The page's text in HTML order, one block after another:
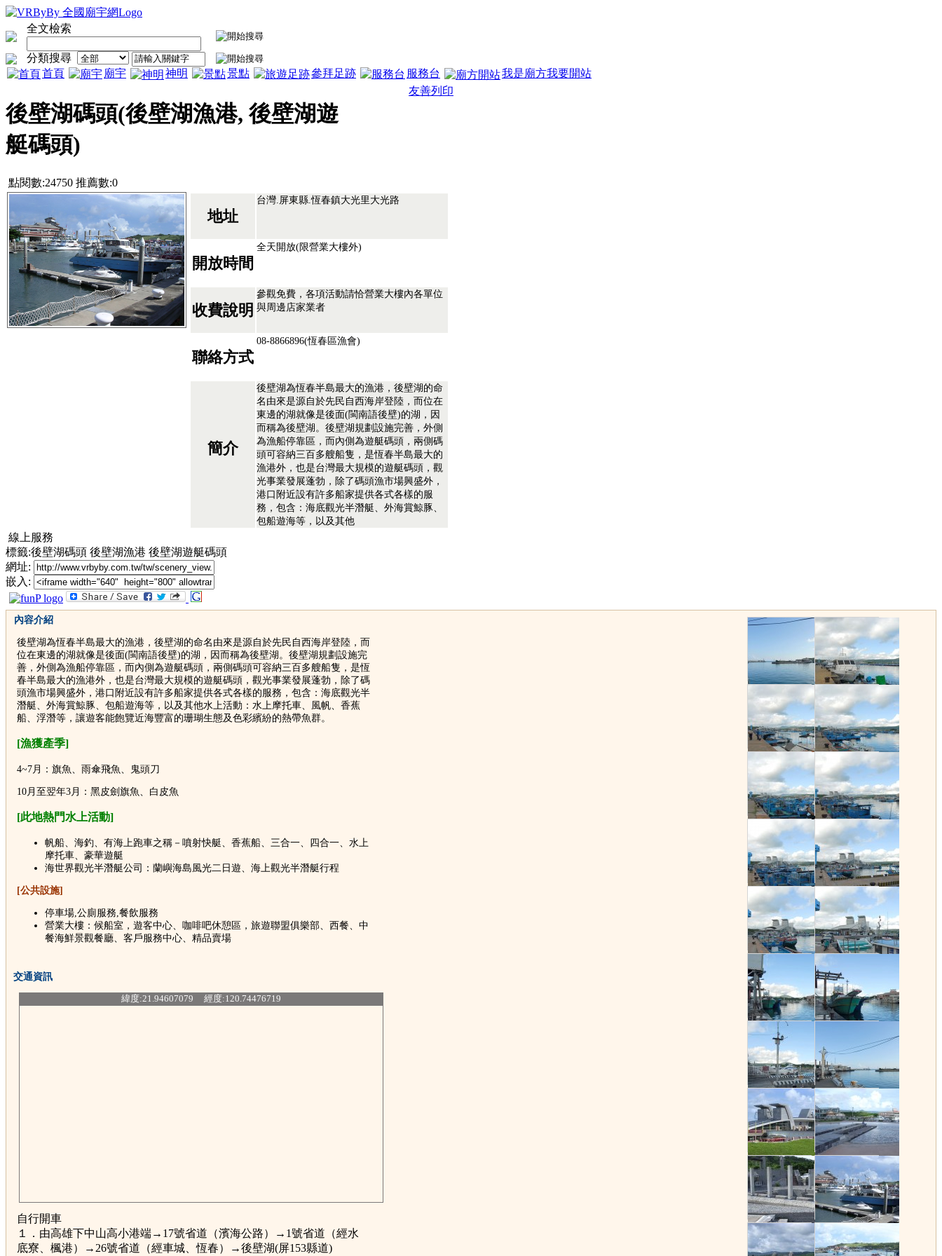
全文檢索
分類搜尋
首頁
廟宇 神明 景點 參拜足跡 服務台 我是廟方我要開站
後壁湖碼頭(後壁湖漁港, 後壁湖遊
艇碼頭)
點閱數:24750 推薦數:0
友善列印
地址
台灣.屏東縣.恆春鎮大光里大光路
開放時間
全天開放(限營業大樓外)
收費說明
參觀免費，各項活動請恰營業大樓內各單位
與周邊店家業者
聯絡方式
08-8866896(恆春區漁會)
簡介
後壁湖為恆春半島最大的漁港，後壁湖的命
名由來是源自於先民自西海岸登陸，而位在
東邊的湖就像是後面(閩南語後壁)的湖，因
而稱為後壁湖。後壁湖規劃設施完善，外側
為漁船停靠區，而內側為遊艇碼頭，兩側碼
頭可容納三百多艘船隻，是恆春半島最大的
漁港外，也是台灣最大規模的遊艇碼頭，觀
光事業發展蓬勃，除了碼頭漁市場興盛外，
港口附近設有許多船家提供各式各樣的服
務，包含：海底觀光半潛艇、外海賞鯨豚、
包船遊海等，以及其他
線上服務
標籤:後壁湖碼頭 後壁湖漁港 後壁湖遊艇碼頭
網址:
嵌入:
內容介紹
後壁湖為恆春半島最大的漁港，後壁湖的命名由來是源自於先民自西海岸登陸，而
位在東邊的湖就像是後面(閩南語後壁)的湖，因而稱為後壁湖。後壁湖規劃設施完
善，外側為漁船停靠區，而內側為遊艇碼頭，兩側碼頭可容納三百多艘船隻，是恆
春半島最大的漁港外，也是台灣最大規模的遊艇碼頭，觀光事業發展蓬勃，除了碼
頭漁市場興盛外，港口附近設有許多船家提供各式各樣的服務，包含：海底觀光半
潛艇、外海賞鯨豚、包船遊海等，以及其他水上活動：水上摩托車、風帆、香蕉
船、浮潛等，讓遊客能飽覽近海豐富的珊瑚生態及色彩繽紛的熱帶魚群。
[漁獲產季]
4~7月：旗魚、雨傘飛魚、鬼頭刀
10月至翌年3月：黑皮劍旗魚、白皮魚
[此地熱門水上活動]
帆船、海釣、有海上跑車之稱－噴射快艇、香蕉船、三合一、四合一、水上
摩托車、豪華遊艇
海世界觀光半潛艇公司：蘭嶼海島風光二日遊、海上觀光半潛艇行程
[公共設施]
停車場,公廁服務,餐飲服務
營業大樓：候船室，遊客中心、咖啡吧休憩區，旅遊聯盟俱樂部、西餐、中
餐海鮮景觀餐廳、客戶服務中心、精品賣場
交通資訊
緯度:21.94607079 經度:120.74476719
自行開車
１．由高雄下中山高小港端→17號省道（濱海公路）→1號省道（經水
底寮、楓港）→26號省道（經車城、恆春）→後壁湖(屏153縣道)
後壁湖碼頭( 後壁湖碼頭(
後壁湖碼頭( 後壁湖碼頭(
後壁湖碼頭( 後壁湖碼頭(
後壁湖碼頭( 後壁湖碼頭(
後壁湖碼頭( 後壁湖碼頭(
後壁湖碼頭( 後壁湖碼頭(
後壁湖碼頭( 後壁湖碼頭(
後壁湖碼頭( 後壁湖碼頭(
後壁湖碼頭( 後壁湖碼頭(